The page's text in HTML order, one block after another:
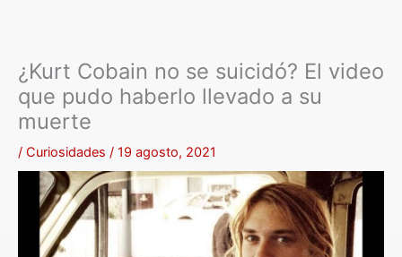
¿Kurt Cobain no se suicidó? El video
que pudo haberlo llevado a su
muerte
/ Curiosidades / 19 agosto, 2021